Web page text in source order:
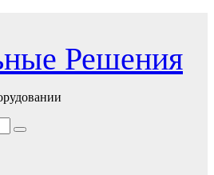
Решения